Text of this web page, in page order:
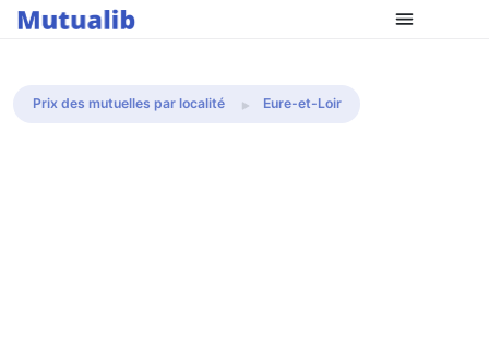
Comparer les mutuelles
Prix des mutuelles par localité Eure-et-Loir